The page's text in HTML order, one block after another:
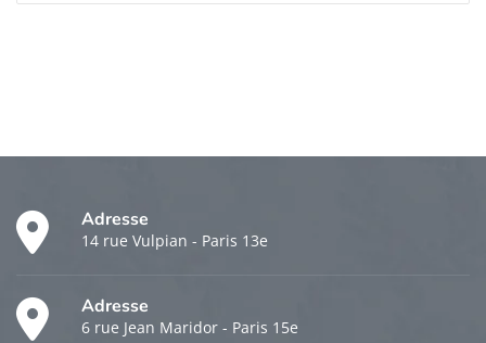
Adresse
14 rue Vulpian - Paris 13e
Adresse
6 rue Jean Maridor - Paris 15e